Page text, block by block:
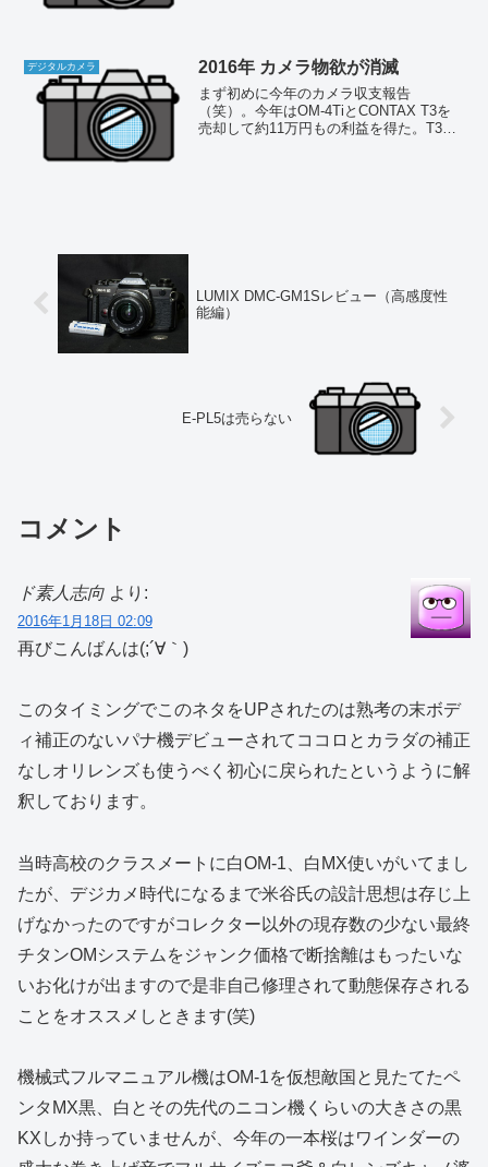
デジタルカメラ 2016年 カメラ物欲が消滅
まず初めに今年のカメラ収支報告
（笑）。今年はOM-4TiとCONTAX T3を
売却して約11万円もの利益を得た。T3な
LUMIX DMC-GM1Sレビュー（高感度性
能編）
E-PL5は売らない
コメント
ド素人志向 より:
2016年1月18日 02:09
再びこんばんは(;´∀｀)
このタイミングでこのネタをUPされたのは熟考の末ボデ
ィ補正のないパナ機デビューされてココロとカラダの補正
なしオリレンズも使うべく初心に戻られたというように解
釈しております。
当時高校のクラスメートに白OM-1、白MX使いがいてまし
たが、デジカメ時代になるまで米谷氏の設計思想は存じ上
げなかったのですがコレクター以外の現存数の少ない最終
チタンOMシステムをジャンク価格で断捨離はもったいな
いお化けが出ますので是非自己修理されて動態保存される
ことをオススメしときます(笑)
機械式フルマニュアル機はOM-1を仮想敵国と見たてたペ
ンタMX黒、白とその先代のニコン機くらいの大きさの黒
KXしか持っていませんが、今年の一本桜はワインダーの